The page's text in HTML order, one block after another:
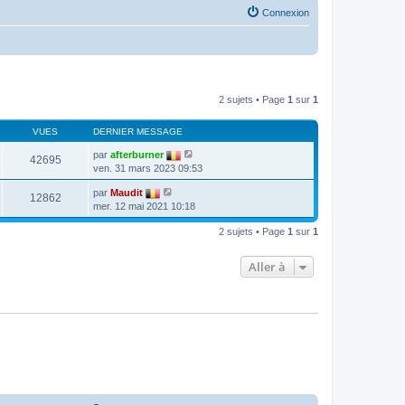
Connexion
2 sujets • Page 1 sur 1
VUES DERNIER MESSAGE
42695 par afterburner
ven. 31 mars 2023 09:53
12862 par Maudit
mer. 12 mai 2021 10:18
2 sujets • Page 1 sur 1
Aller à